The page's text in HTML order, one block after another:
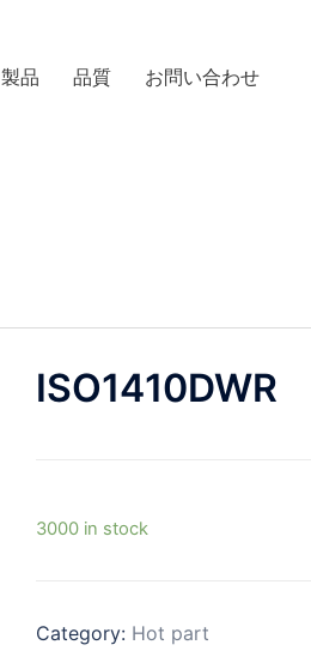
製品 品質 お問い合わせ
ISO1410DWR
3000 in stock
Category: Hot part